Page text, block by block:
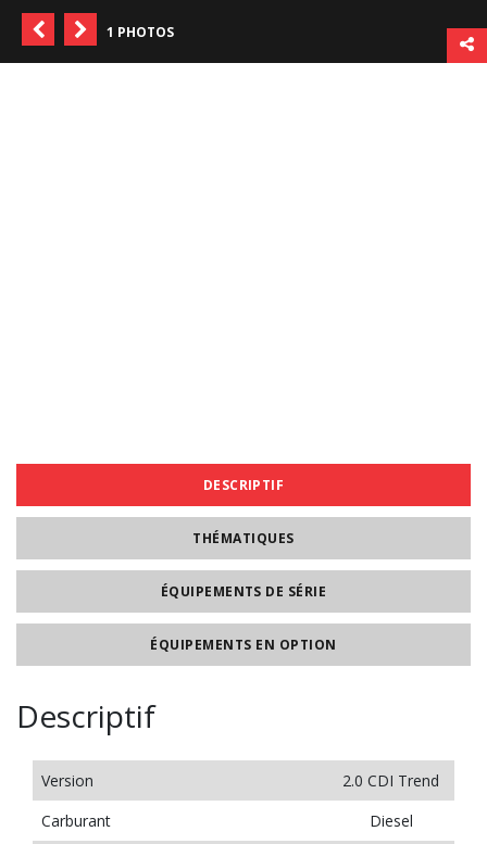
1 PHOTOS
DESCRIPTIF
THÉMATIQUES
ÉQUIPEMENTS DE SÉRIE
ÉQUIPEMENTS EN OPTION
Descriptif
Version
2.0 CDI Trend
Carburant
Diesel